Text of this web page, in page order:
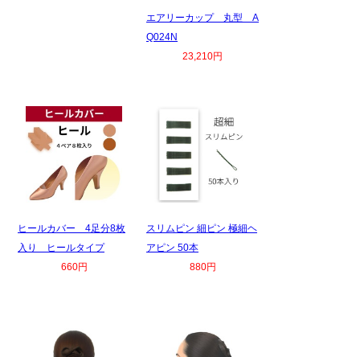
エアリーカップ 丸型 A
Q024N
23,210円
ヒールカバー 4足分8枚
入り ヒールタイプ
660円
スリムピン 細ピン 極細ヘ
アピン 50本
880円